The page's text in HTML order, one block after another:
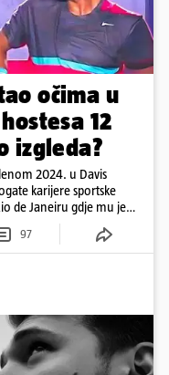
očima u
12
izgleda?
2024. u Davis
karijere sportske
de Janeiru gdje mu je
97